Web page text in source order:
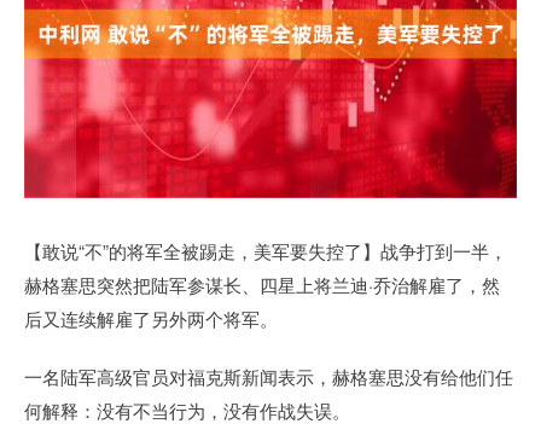
【敢说“不”的将军全被踢走，美军要失控了】战争打到一半，
赫格塞思突然把陆军参谋长、四星上将兰迪·乔治解雇了，然
后又连续解雇了另外两个将军。
一名陆军高级官员对福克斯新闻表示，赫格塞思没有给他们任
何解释：没有不当行为，没有作战失误。